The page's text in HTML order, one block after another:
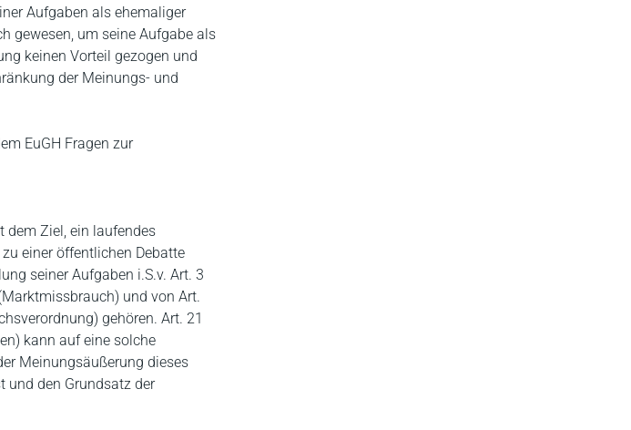
Aufgaben als ehemaliger
gewesen, um seine Aufgabe als
keinen Vorteil gezogen und
der Meinungs- und
EuGH Fragen zur
dem Ziel, ein laufendes
einer öffentlichen Debatte
seiner Aufgaben i.S.v. Art. 3
und von Art.
gehören. Art. 21
kann auf eine solche
Meinungsäußerung dieses
und den Grundsatz der